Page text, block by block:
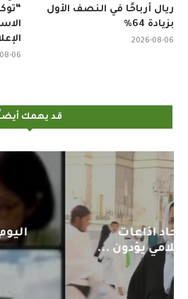
ريال أرباحًا في النصف الأول
بزيادة 64%
قد يهمك أيضاً
اليوم : المشاركة
لمنظمي قمة